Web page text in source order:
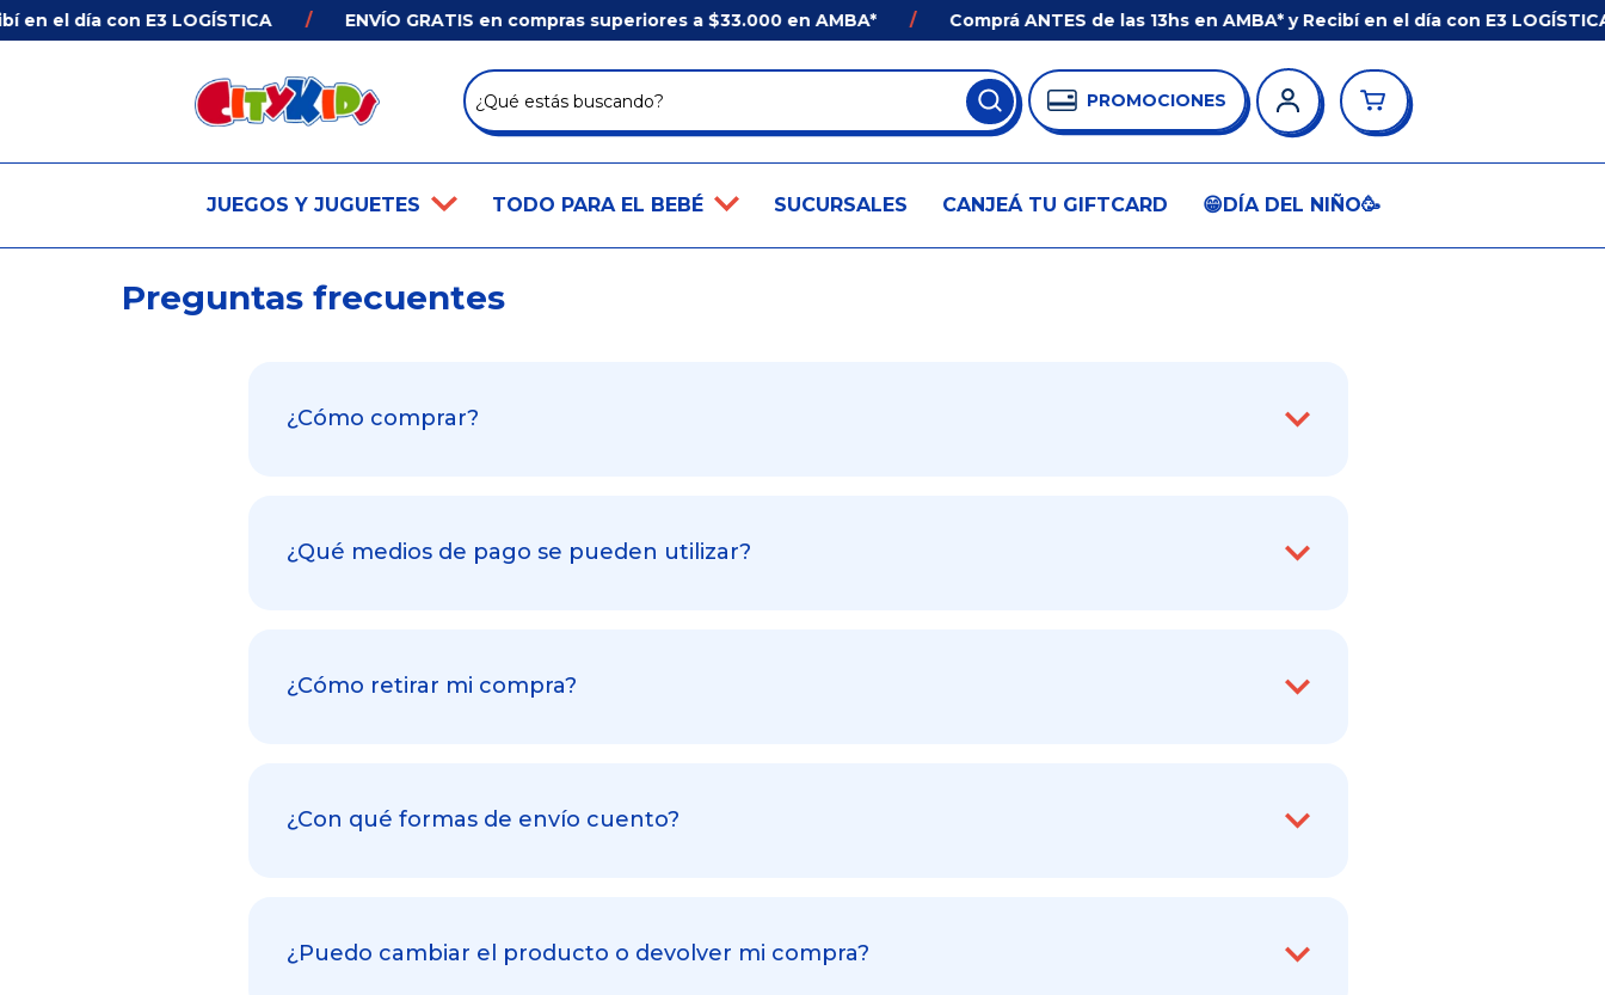
el día con E3 LOGÍSTICA ENVÍO GRATIS en compras superiores a $33.000 en AMBA* Comprá ANTES de las 13hs en AMBA* y Recibí en el día con E3 LOGÍSTICA
PROMOCIONES
JUEGOS Y JUGUETES TODO PARA EL BEBÉ SUCURSALES CANJEÁ TU GIFTCARD 😁DÍA DEL NIÑO🥳
Preguntas frecuentes
¿Cómo comprar?
¿Qué medios de pago se pueden utilizar?
¿Cómo retirar mi compra?
¿Con qué formas de envío cuento?
¿Puedo cambiar el producto o devolver mi compra?